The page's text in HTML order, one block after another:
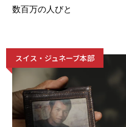
数百万の人びと
スイス・ジュネーブ本部